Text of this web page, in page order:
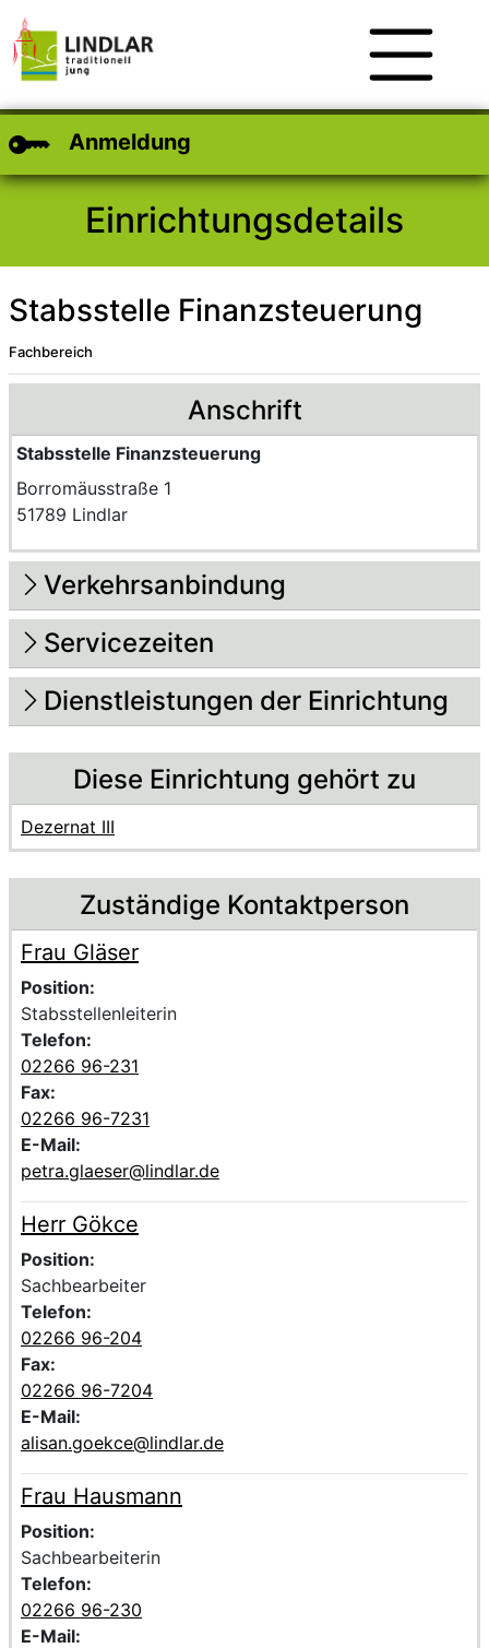
Anmeldung
Einrichtungsdetails
Stabsstelle Finanzsteuerung
Fachbereich
Anschrift
Stabsstelle Finanzsteuerung
Borromäusstraße 1
51789 Lindlar
Verkehrsanbindung
Servicezeiten
Dienstleistungen der Einrichtung
Diese Einrichtung gehört zu
Dezernat III
Zuständige Kontaktperson
Beschreibung der zuständigen Kontaktperson Frau
Voller Name:
Frau Gläser
Position:
Stabsstellenleiterin
Telefon:
02266 96-231
Fax:
02266 96-7231
E-Mail:
petra.glaeser@lindlar.de
Beschreibung der zuständigen Kontaktperson Herr
Voller Name:
Herr Gökce
Position:
Sachbearbeiter
Telefon:
02266 96-204
Fax:
02266 96-7204
E-Mail:
alisan.goekce@lindlar.de
Beschreibung der zuständigen Kontaktperson Frau
Voller Name:
Frau Hausmann
Position:
Sachbearbeiterin
Telefon:
02266 96-230
E-Mail: